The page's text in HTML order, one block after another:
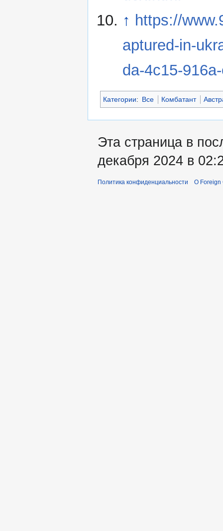
↑ https://
aptured-in-
da-4c15-
Категории: Все Комбатант
Эта страница в
декабря 2024 в
Политика конфиденциальности О Foreign